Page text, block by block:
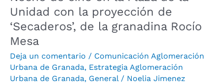
Unidad con la proyección de
‘Secaderos’, de la granadina Rocío
Mesa
Deja un comentario / Comunicación Aglomeración
Urbana de Granada, Estrategia Aglomeración
Urbana de Granada, General/ Noelia Jimenez
la
granadina
Rocío
Mesa